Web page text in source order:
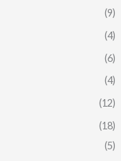
(9)
(4)
(6)
(4)
(12)
(18)
(5)